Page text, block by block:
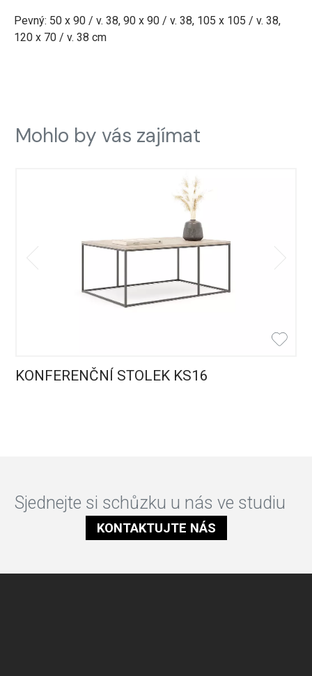
Pevný: 50 x 90 / v. 38, 90 x 90 / v. 38, 105 x 105 / v. 38,
120 x 70 / v. 38 cm
Mohlo by vás zajímat
KONFERENČNÍ STOLEK KS16
Sjednejte si schůzku u nás ve studiu
KONTAKTUJTE NÁS